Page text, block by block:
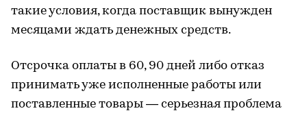
такие условия, когда поставщик вынужден
месяцами ждать денежных средств.
Отсрочка оплаты в 60, 90 дней либо отказ
принимать уже исполненные работы или
поставленные товары — серьезная проблема